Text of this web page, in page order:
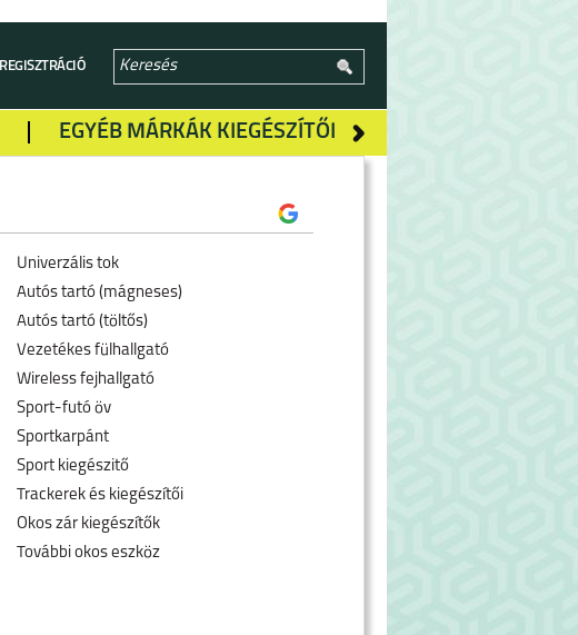
REGISZTRÁCIÓ
EGYÉB MÁRKÁK KIEGÉSZÍTŐI
Univerzális tok
Autós tartó (mágneses)
Autós tartó (töltős)
Vezetékes fülhallgató
Wireless fejhallgató
Sport-futó öv
Sportkarpánt
Sport kiegészitő
Trackerek és kiegészítői
Okos zár kiegészítők
További okos eszköz